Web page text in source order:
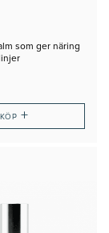
som ger näring
KÖP +